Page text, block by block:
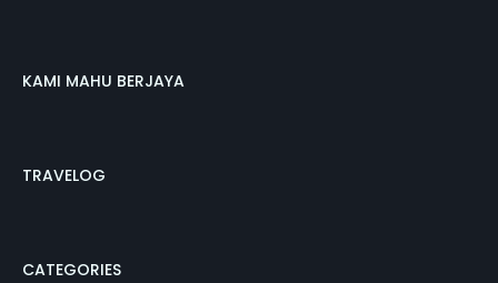
KAMI MAHU BERJAYA
TRAVELOG
CATEGORIES